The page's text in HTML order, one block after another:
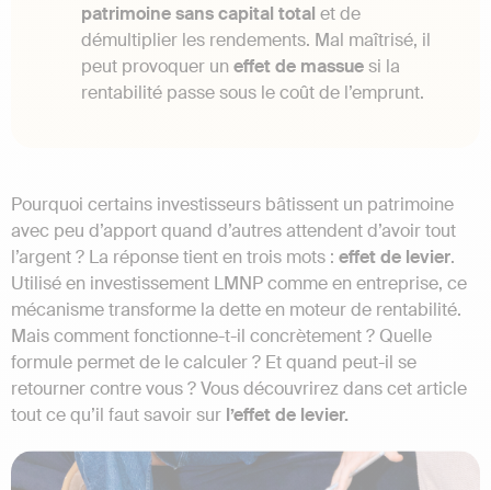
patrimoine sans capital total et de
démultiplier les rendements. Mal maîtrisé, il
peut provoquer un effet de massuesi la
rentabilité passe sous le coût de l’emprunt.
Pourquoi certains investisseurs bâtissent un patrimoine
avec peu d’apport quand d’autres attendent d’avoir tout
l’argent ? La réponse tient en trois mots : effet de levier.
Utilisé en investissement LMNP comme en entreprise, ce
mécanisme transforme la dette en moteur de rentabilité.
Mais comment fonctionne-t-il concrètement ? Quelle
formule permet de le calculer ? Et quand peut-il se
retourner contre vous ? Vous découvrirez dans cet article
tout ce qu’il faut savoir sur l’effet de levier.